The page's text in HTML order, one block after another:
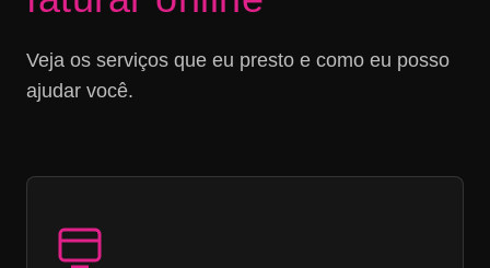
Veja os serviços que eu presto e como eu posso
ajudar você.